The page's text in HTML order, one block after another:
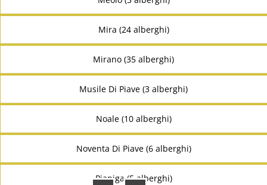
Mira (24 alberghi)
Mirano (35 alberghi)
Musile Di Piave (3 alberghi)
Noale (10 alberghi)
Noventa Di Piave (6 alberghi)
Pianiga (5 alberghi)